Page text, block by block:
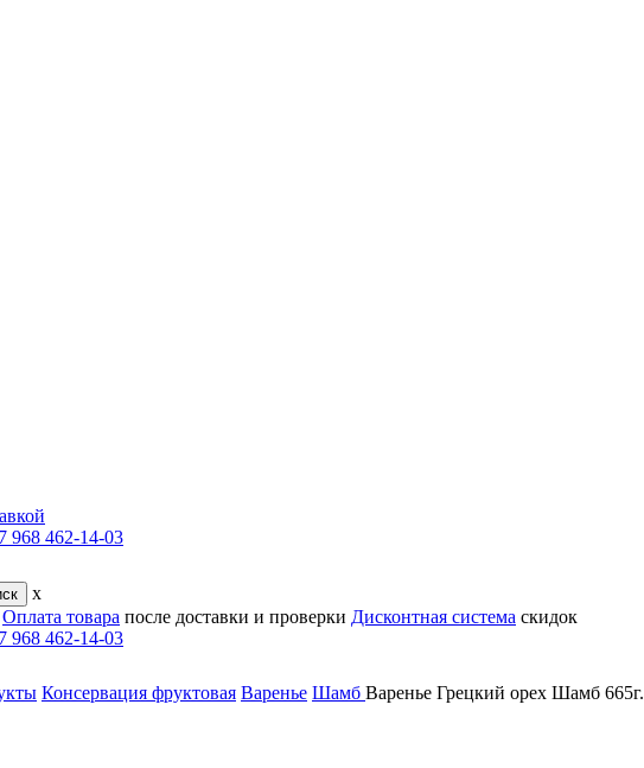
968 462-14-03
x
Оплата товара после доставки и проверки Дисконтная система скидок
968 462-14-03
Консервация фруктовая Варенье Шамб Варенье Грецкий орех Шамб 665г.